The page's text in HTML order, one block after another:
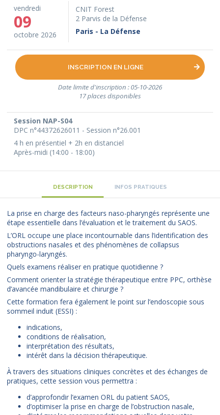
vendredi
09
octobre 2026
CNIT Forest
2 Parvis de la Défense
Paris - La Défense
Session NAP-S04
DPC n°44372626011 - Session n°26.001
4 h en présentiel + 2h en distanciel
Après-midi (14:00 - 18:00)
INSCRIPTION EN LIGNE
Date limite d'inscription : 05-10-2026
17 places disponibles
DESCRIPTION INFOS PRATIQUES
La prise en charge des facteurs naso-pharyngés représente une
étape essentielle dans l’évaluation et le traitement du SAOS.
L’ORL occupe une place incontournable dans l’identification des
obstructions nasales et des phénomènes de collapsus
pharyngo-laryngés.
Quels examens réaliser en pratique quotidienne ?
Comment orienter la stratégie thérapeutique entre PPC, orthèse
d’avancée mandibulaire et chirurgie ?
Cette formation fera également le point sur l’endoscopie sous
sommeil induit (ESSI) :
indications,
conditions de réalisation,
interprétation des résultats,
intérêt dans la décision thérapeutique.
À travers des situations cliniques concrètes et des échanges de
pratiques, cette session vous permettra :
d’approfondir l’examen ORL du patient SAOS,
d’optimiser la prise en charge de l’obstruction nasale,